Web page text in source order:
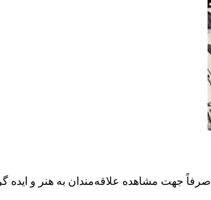
صرفاً جهت مشاهده علاقه‌مندان به هنر و ایده